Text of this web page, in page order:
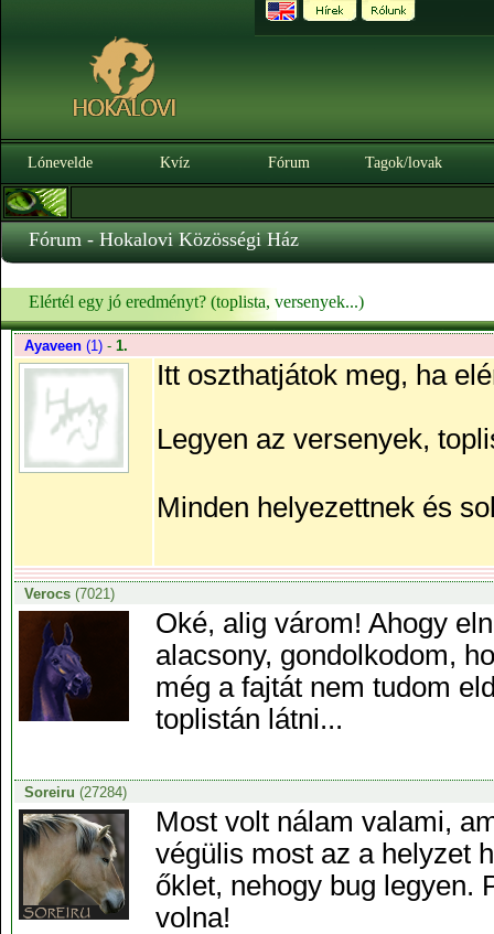
Lónevelde Kvíz Fórum Tagok/lovak
Fórum - Hokalovi Közösségi Ház
Elértél egy jó eredményt? (toplista, versenyek...)
Ayaveen(1) - 1.
Itt oszthatjátok meg, ha
Legyen az versenyek,
Minden helyezettnek és
Verocs(7021)
Oké, alig várom! Ahogy
alacsony, gondolkodom,
még a fajtát nem tudom
toplistán látni...
Soreiru (27284)
Most volt nálam valami,
végülis most az a helyzet
őklet, nehogy bug legyen.
volna!